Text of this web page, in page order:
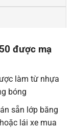
được mạ
làm từ nhựa
bóng
sẵn lớp băng
lái xe mua